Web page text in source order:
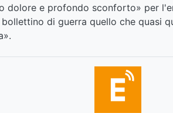
dolore e profondo sconforto» per
di guerra quello che quasi